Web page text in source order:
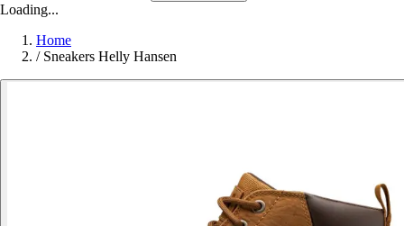
Loading...
Home
/ Sneakers Helly Hansen